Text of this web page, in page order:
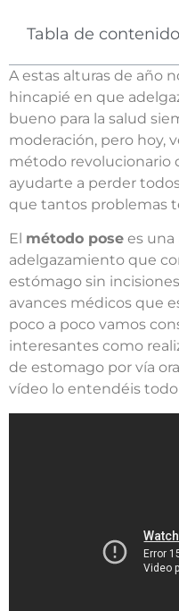
Tabla de
A estas alturas de año
hincapié en que
bueno para la salud
moderación, pero hoy,
método revolucionario
ayudarte a perder
que tantos problemas
El método pose es una
adelgazamiento que
estómago sin
avances médicos que
poco a poco vamos
interesantes como
de estomago por vía
vídeo lo entendéis